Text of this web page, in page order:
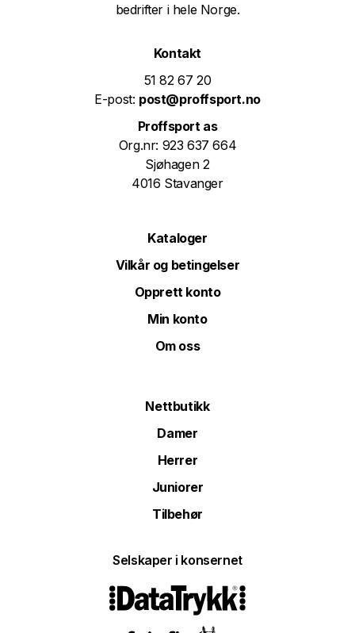
bedrifter i hele Norge.
Kontakt
51 82 67 20
E-post: post@proffsport.no
Proffsport as
Org.nr: 923 637 664
Sjøhagen 2
4016 Stavanger
Kataloger
Vilkår og betingelser
Opprett konto
Min konto
Om oss
Nettbutikk
Damer
Herrer
Juniorer
Tilbehør
Selskaper i konsernet